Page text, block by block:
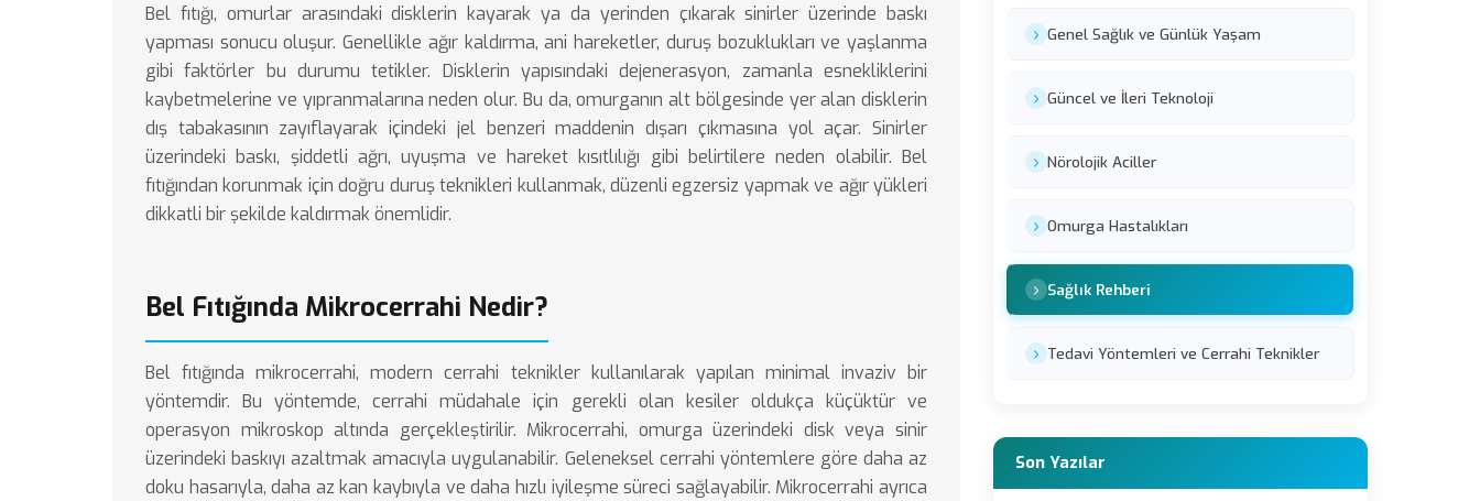
Bel fıtığı, omurlar arasındaki disklerin kayarak ya da yerinden çıkarak sinirler üzerinde baskı
yapması sonucu oluşur. Genellikle ağır kaldırma, ani hareketler, duruş bozuklukları ve yaşlanma
gibi faktörler bu durumu tetikler. Disklerin yapısındaki dejenerasyon, zamanla esnekliklerini
kaybetmelerine ve yıpranmalarına neden olur. Bu da, omurganın alt bölgesinde yer alan disklerin
dış tabakasının zayıflayarak içindeki jel benzeri maddenin dışarı çıkmasına yol açar. Sinirler
üzerindeki baskı, şiddetli ağrı, uyuşma ve hareket kısıtlılığı gibi belirtilere neden olabilir. Bel
fıtığından korunmak için doğru duruş teknikleri kullanmak, düzenli egzersiz yapmak ve ağır yükleri
dikkatli bir şekilde kaldırmak önemlidir.
Bel Fıtığında Mikrocerrahi Nedir?
Bel fıtığında mikrocerrahi, modern cerrahi teknikler kullanılarak yapılan minimal invaziv bir
yöntemdir. Bu yöntemde, cerrahi müdahale için gerekli olan kesiler oldukça küçüktür ve
operasyon mikroskop altında gerçekleştirilir. Mikrocerrahi, omurga üzerindeki disk veya sinir
üzerindeki baskıyı azaltmak amacıyla uygulanabilir. Geleneksel cerrahi yöntemlere göre daha az
doku hasarıyla, daha az kan kaybıyla ve daha hızlı iyileşme süreci sağlayabilir. Mikrocerrahi ayrıca
Genel Sağlık ve Günlük Yaşam
Güncel ve İleri Teknoloji
Nörolojik Aciller
Omurga Hastalıkları
Sağlık Rehberi
Tedavi Yöntemleri ve Cerrahi Teknikler
Son Yazılar